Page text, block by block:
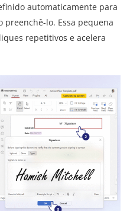
automaticamente para
preenchê-lo. Essa pequena
repetitivos e acelera